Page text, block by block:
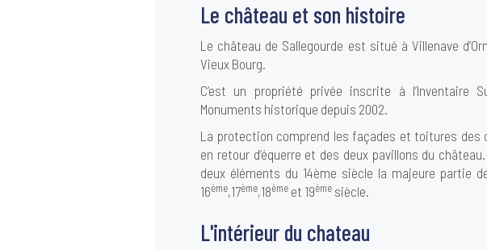
Le château et son histoire
Le château de Sallegourde est situé à Villenave
Vieux Bourg.
C’est un propriété privée inscrite à l’Inventaire
Monuments historique depuis 2002.
La protection comprend les façades et toitures des
en retour d’équerre et des deux pavillons du
deux éléments du 14ème siècle la majeure partie
16ème,17ème,18ème et 19ème siècle.
L'intérieur du chateau